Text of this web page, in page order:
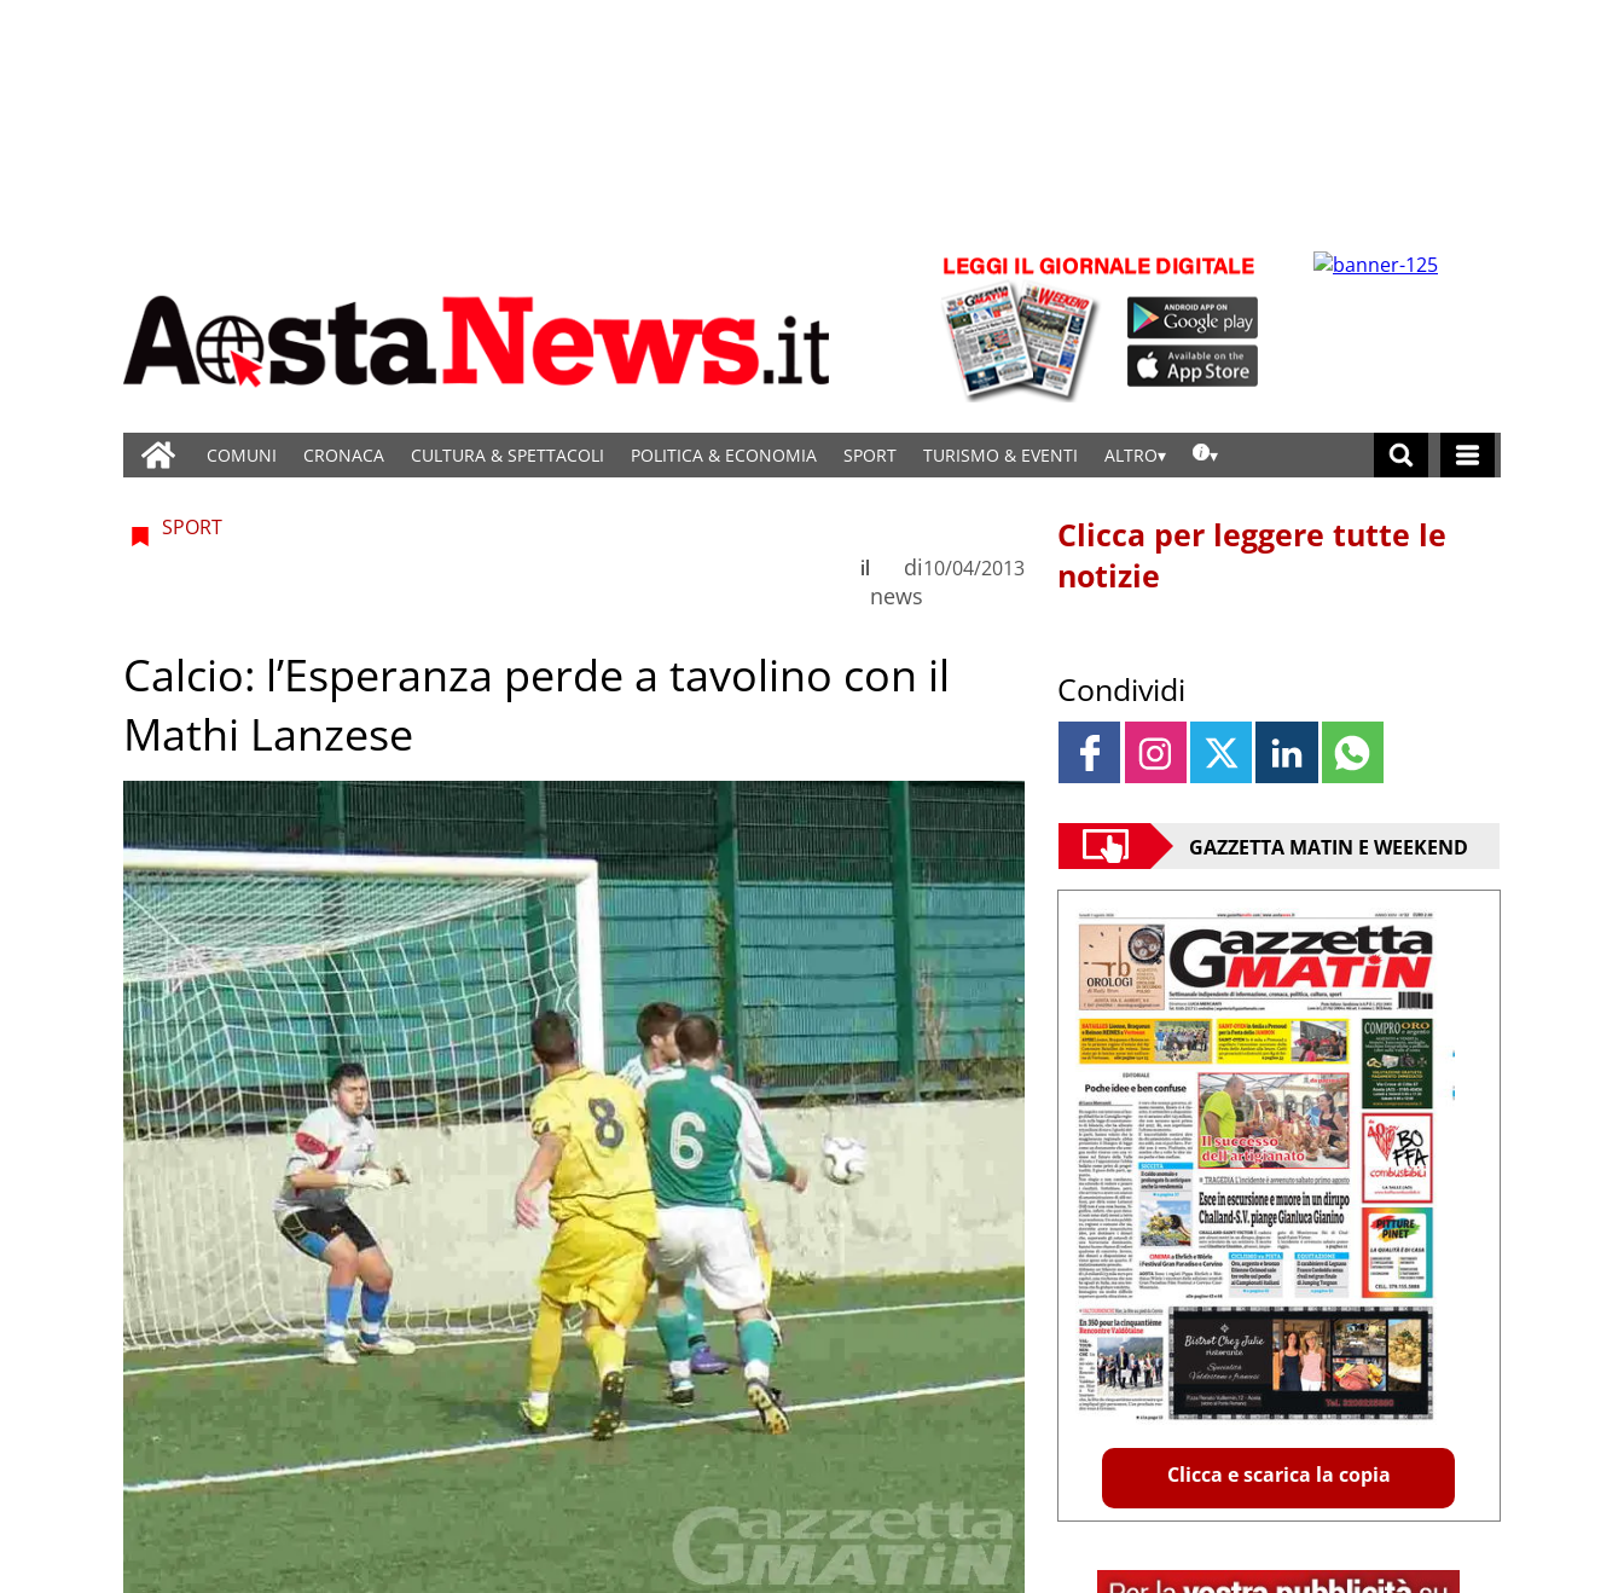
COMUNI CRONACA CULTURA & SPETTACOLI POLITICA & ECONOMIA SPORT TURISMO & EVENTI ALTRO
SPORT
di
news
il 10/04/2013
Calcio: l’Esperanza perde a tavolino con il
Mathi Lanzese
Clicca per leggere tutte le
notizie
Condividi
GAZZETTA MATIN E WEEKEND
Clicca e scarica la copia